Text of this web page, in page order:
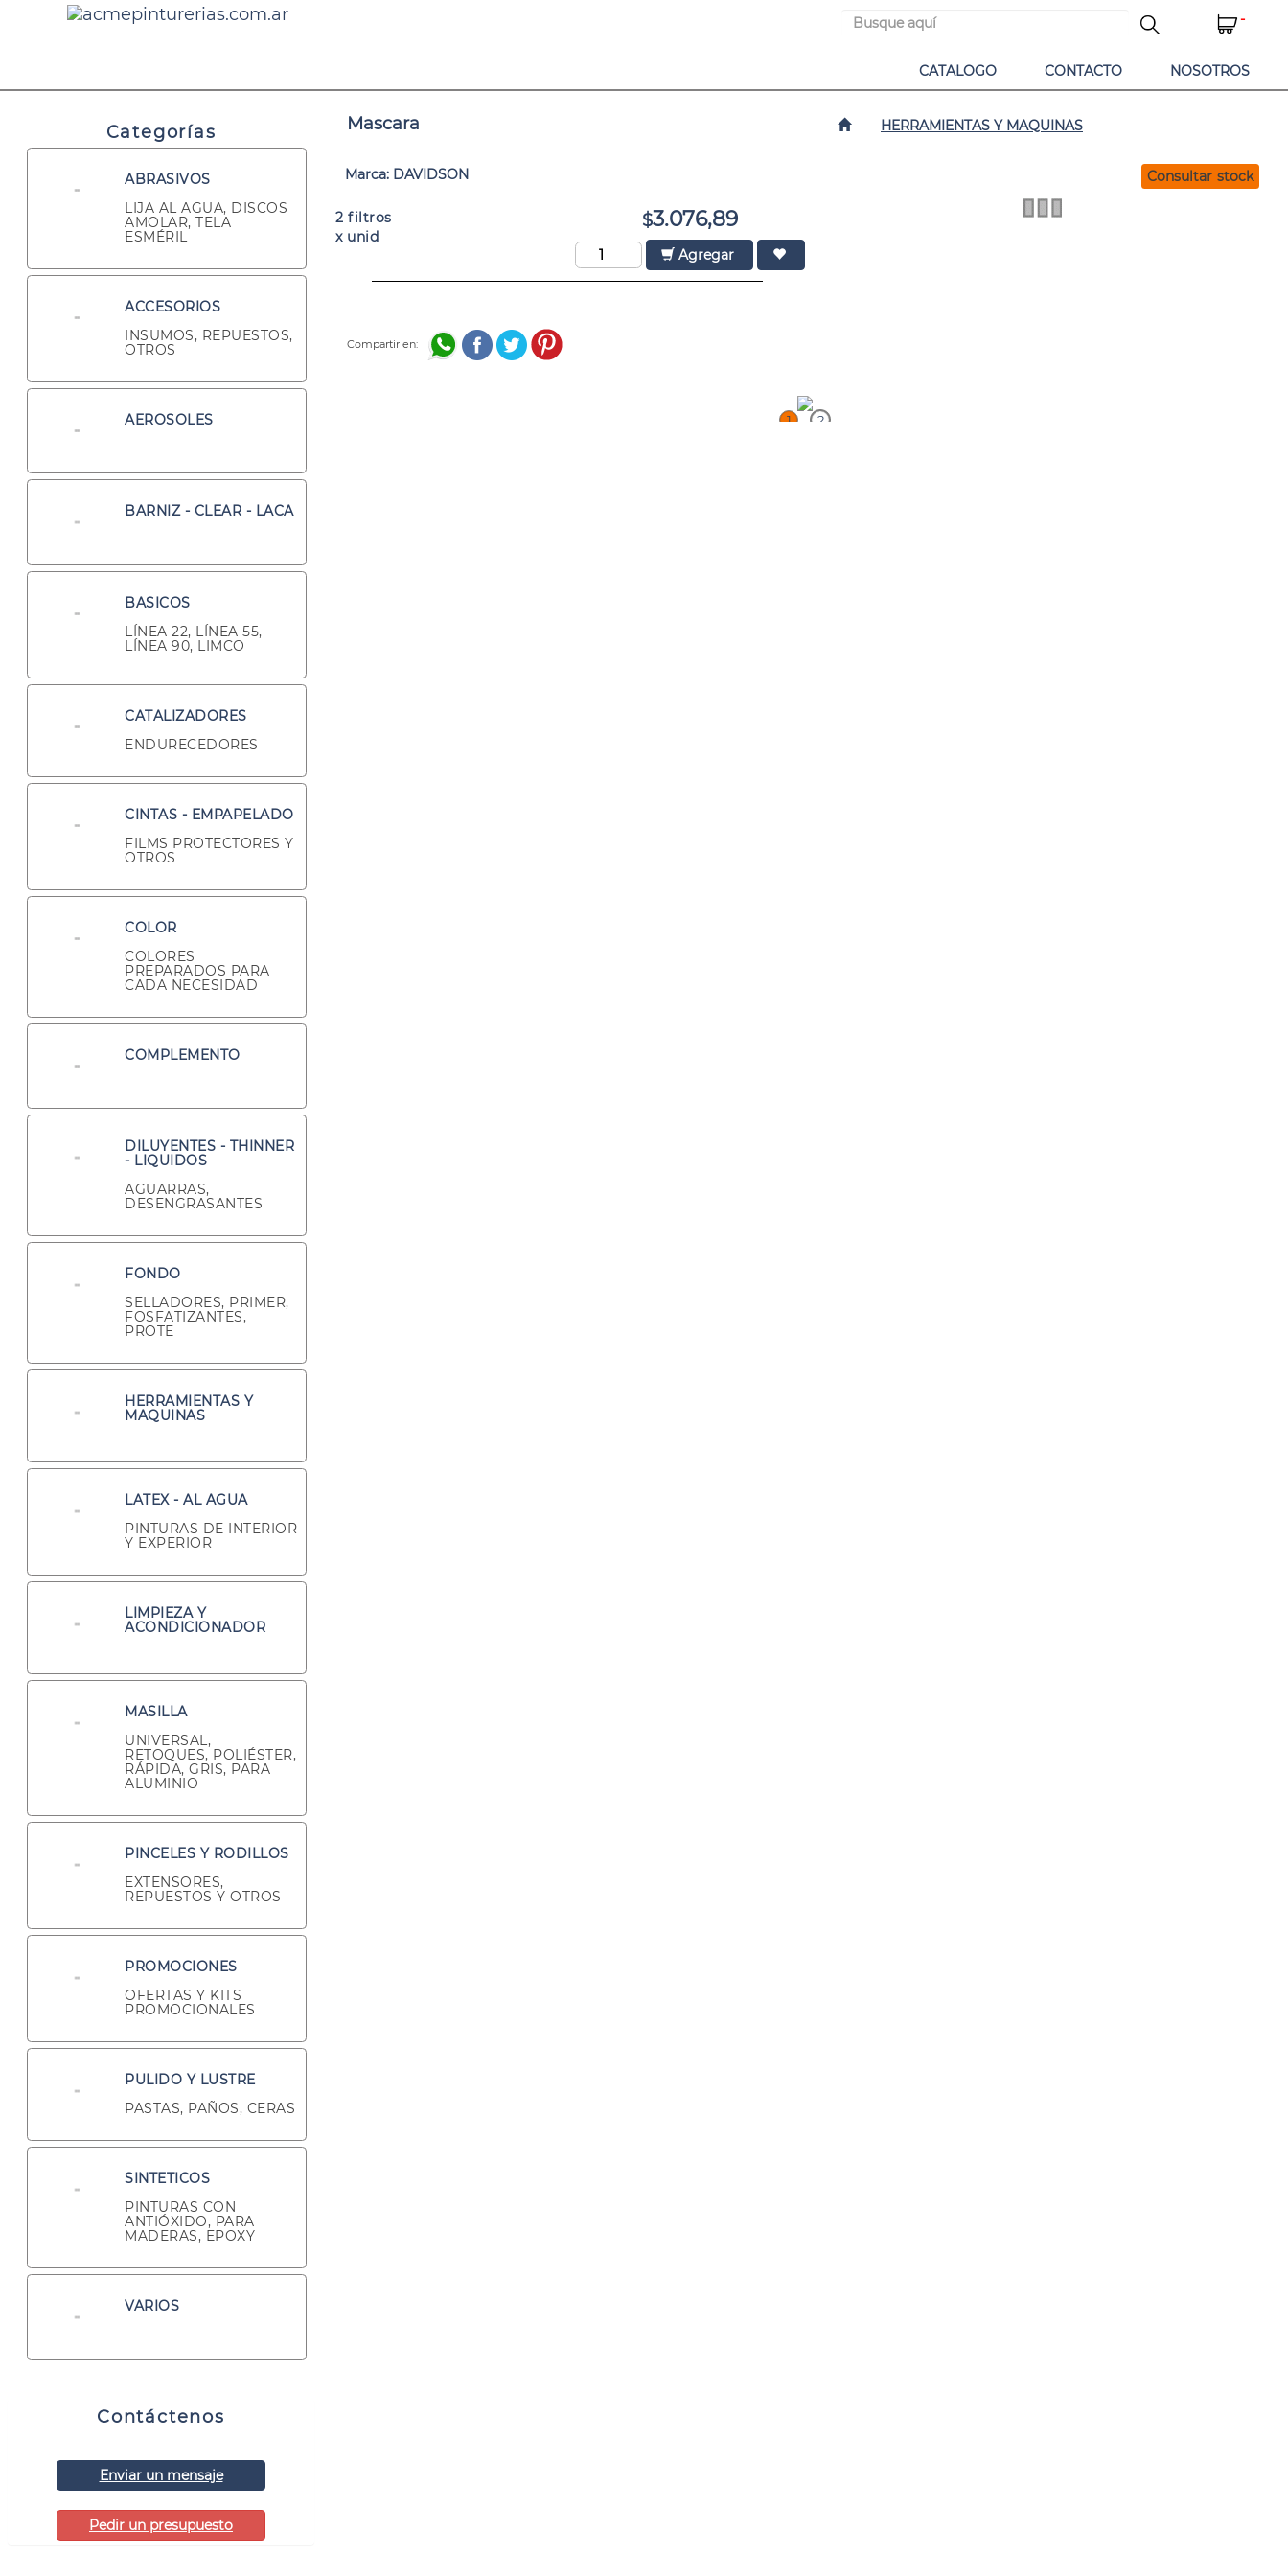
-
CATALOGO CONTACTO NOSOTROS
Categorías
ABRASIVOS
LIJA AL AGUA, DISCOS
AMOLAR, TELA
ESMÉRIL
ACCESORIOS
INSUMOS, REPUESTOS,
OTROS
AEROSOLES
BARNIZ - CLEAR - LACA
BASICOS
LÍNEA 22, LÍNEA 55,
LÍNEA 90, LIMCO
CATALIZADORES
ENDURECEDORES
CINTAS - EMPAPELADO
FILMS PROTECTORES Y
OTROS
COLOR
COLORES
PREPARADOS PARA
CADA NECESIDAD
COMPLEMENTO
DILUYENTES - THINNER
- LIQUIDOS
AGUARRAS,
DESENGRASANTES
FONDO
SELLADORES, PRIMER,
FOSFATIZANTES,
PROTE
HERRAMIENTAS Y
MAQUINAS
LATEX - AL AGUA
PINTURAS DE INTERIOR
Y EXPERIOR
LIMPIEZA Y
ACONDICIONADOR
MASILLA
UNIVERSAL,
RETOQUES, POLIÉSTER,
RÁPIDA, GRIS, PARA
ALUMINIO
PINCELES Y RODILLOS
EXTENSORES,
REPUESTOS Y OTROS
PROMOCIONES
OFERTAS Y KITS
PROMOCIONALES
PULIDO Y LUSTRE
PASTAS, PAÑOS, CERAS
SINTETICOS
PINTURAS CON
ANTIÓXIDO, PARA
MADERAS, EPOXY
VARIOS
Contáctenos
Enviar un mensaje
Pedir un presupuesto
Mascara HERRAMIENTAS Y MAQUINAS
Consultar stock
Marca: DAVIDSON
2 filtros
x unid
$3.076,89
Agregar
Compartir en:
1 2